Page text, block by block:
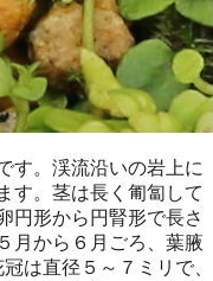
す。渓流沿いの岩上に
す。茎は長く匍匐して
円形から円腎形で長さ
月から６月ごろ、葉腋
は直径５～７ミリで、